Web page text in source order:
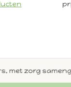
zorg